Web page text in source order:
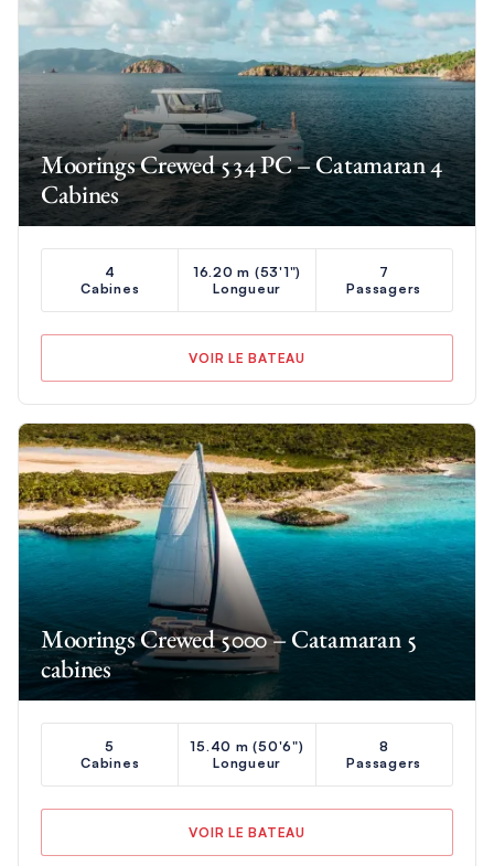
Moorings Crewed 534 PC – Catamaran 4
Cabines
4
Cabines
16.20 m (53'1")
Longueur
7
Passagers
VOIR LE BATEAU
Moorings Crewed 5000 – Catamaran 5
cabines
5
Cabines
15.40 m (50'6")
Longueur
8
Passagers
VOIR LE BATEAU